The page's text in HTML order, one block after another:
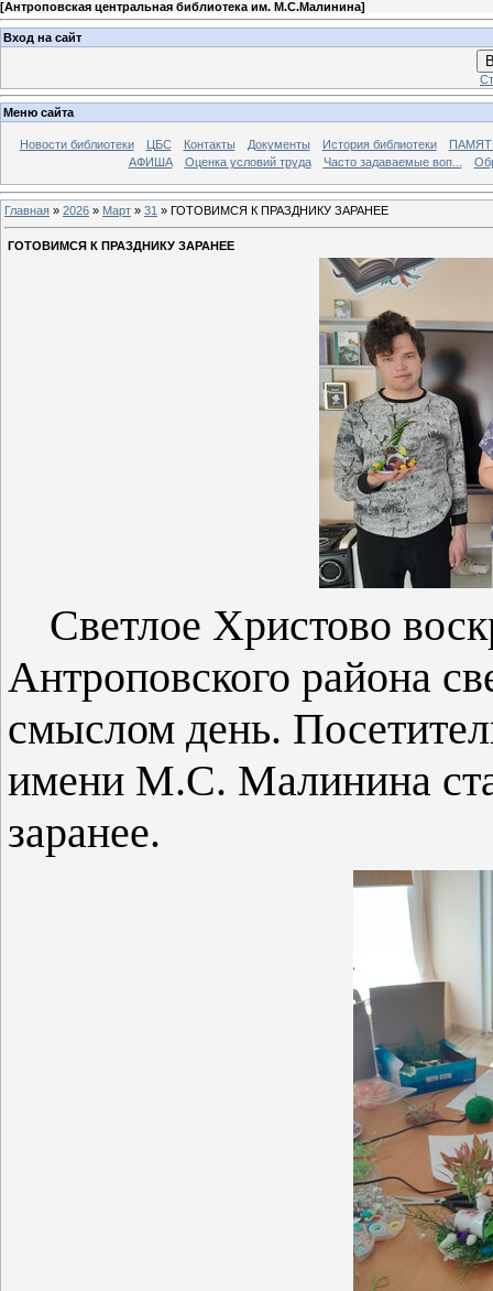
[Антроповская центральная библиотека им. М.С.Малинина]
Вход на сайт
Меню сайта
Новости библиотеки ЦБС Контакты Документы История библиотеки
АФИША
Оценка условий труда Часто задаваемые воп...
Главная » 2026 » Март » 31 » ГОТОВИМСЯ К ПРАЗДНИКУ ЗАРАНЕЕ
ГОТОВИМСЯ К ПРАЗДНИКУ ЗАРАНЕЕ
Светлое Христово
Антроповского района
смыслом день.
имени М.С. Малинина
заранее.